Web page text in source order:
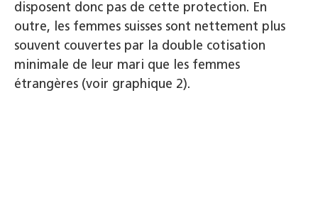
disposent donc pas de cette protection. En
outre, les femmes suisses sont nettement plus
souvent couvertes par la double cotisation
minimale de leur mari que les femmes
étrangères (voir graphique 2).